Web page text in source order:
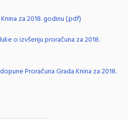
za 2018. godinu (.pdf)
o izvšenju proračuna za 2018.
Proračuna Grada Knina za 2018.